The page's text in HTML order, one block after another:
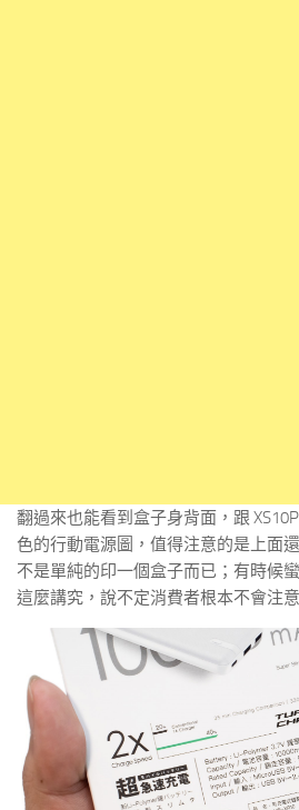
翻過來也能看到盒子身背面，跟
色的行動電源圖，值得注意的是上面
不是單純的印一個盒子而已；有時候
這麼講究，說不定消費者根本不會注意